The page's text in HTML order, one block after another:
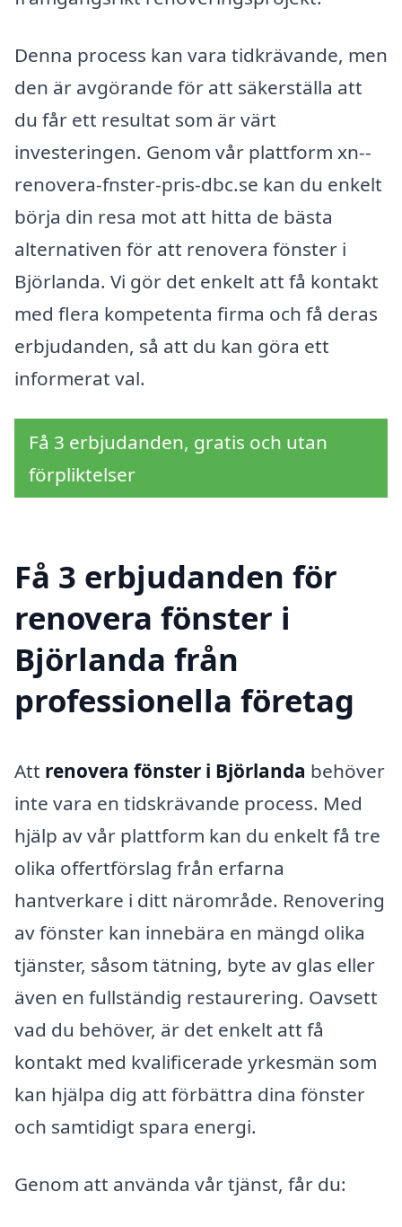
Denna process kan vara tidkrävande, men
den är avgörande för att säkerställa att
du får ett resultat som är värt
investeringen. Genom vår plattform xn--
renovera-fnster-pris-dbc.se kan du enkelt
börja din resa mot att hitta de bästa
alternativen för att renovera fönster i
Björlanda. Vi gör det enkelt att få kontakt
med flera kompetenta firma och få deras
erbjudanden, så att du kan göra ett
informerat val.
Få 3 erbjudanden, gratis och utan
förpliktelser
Få 3 erbjudanden för
renovera fönster i
Björlanda från
professionella företag
Att renovera fönster i Björlanda behöver
inte vara en tidskrävande process. Med
hjälp av vår plattform kan du enkelt få tre
olika offertförslag från erfarna
hantverkare i ditt närområde. Renovering
av fönster kan innebära en mängd olika
tjänster, såsom tätning, byte av glas eller
även en fullständig restaurering. Oavsett
vad du behöver, är det enkelt att få
kontakt med kvalificerade yrkesmän som
kan hjälpa dig att förbättra dina fönster
och samtidigt spara energi.
Genom att använda vår tjänst, får du: